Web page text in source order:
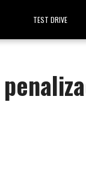
TEST DRIVE